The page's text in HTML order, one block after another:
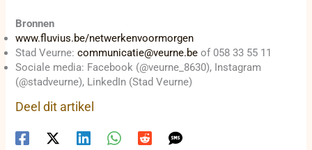
Bronnen
www.fluvius.be/netwerkenvoormorgen
Stad Veurne:communicatie@veurne.be of 058 33 55 11
Sociale media: Facebook (@veurne_8630), Instagram
(@stadveurne), LinkedIn (Stad Veurne)
Deel dit artikel